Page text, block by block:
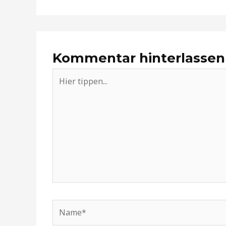
Kommentar hinterlassen
tippen...